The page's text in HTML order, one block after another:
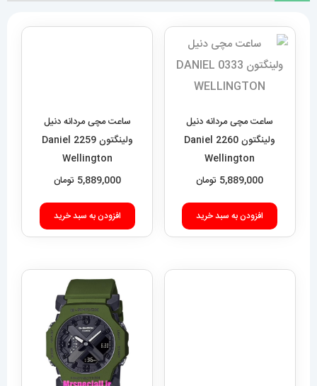
ساعت مچی مردانه دنیل
ولینگتون 2260 Daniel
Wellington
5,889,000 تومان
افزودن به سبد خرید
ساعت مچی مردانه دنیل
ولینگتون 2259 Daniel
Wellington
5,889,000 تومان
افزودن به سبد خرید